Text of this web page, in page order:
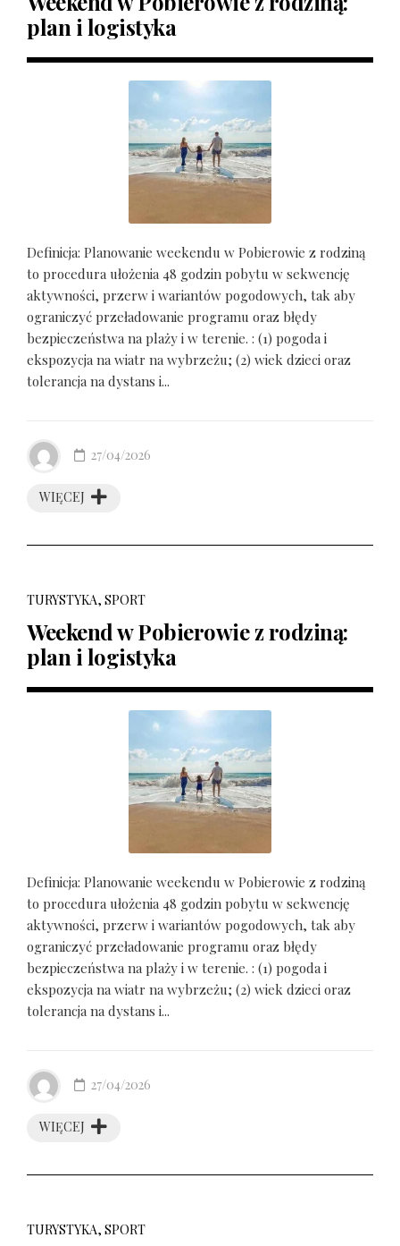
plan i logistyka
Definicja: Planowanie weekendu w Pobierowie z rodziną
to procedura ułożenia 48 godzin pobytu w sekwencję
aktywności, przerw i wariantów pogodowych, tak aby
ograniczyć przeładowanie programu oraz błędy
bezpieczeństwa na plaży i w terenie. : (1) pogoda i
ekspozycja na wiatr na wybrzeżu; (2) wiek dzieci oraz
tolerancja na dystans i...
WIĘCEJ
27/04/2026
TURYSTYKA, SPORT
Weekend w Pobierowie z rodziną:
plan i logistyka
Definicja: Planowanie weekendu w Pobierowie z rodziną
to procedura ułożenia 48 godzin pobytu w sekwencję
aktywności, przerw i wariantów pogodowych, tak aby
ograniczyć przeładowanie programu oraz błędy
bezpieczeństwa na plaży i w terenie. : (1) pogoda i
ekspozycja na wiatr na wybrzeżu; (2) wiek dzieci oraz
tolerancja na dystans i...
WIĘCEJ
27/04/2026
TURYSTYKA, SPORT